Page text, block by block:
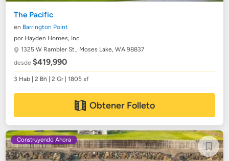
The Pacific
en Barrington Point
por Hayden Homes, Inc.
1325 W Rambler St., Moses Lake, WA 98837
desde$419,990
3 Hab | 2 Bñ | 2 Gr | 1805 sf
Obtener Folleto
Construyendo Ahora